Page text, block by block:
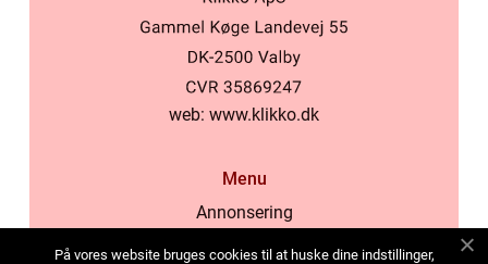
web: www.klikko.dk
Menu
Annonsering
På vores website bruges cookies til at huske dine indstillinger,